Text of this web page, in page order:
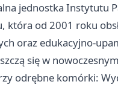
jednostka Instytutu
która od 2001 roku
oraz edukacyjno-
się w
odrębne komórki: